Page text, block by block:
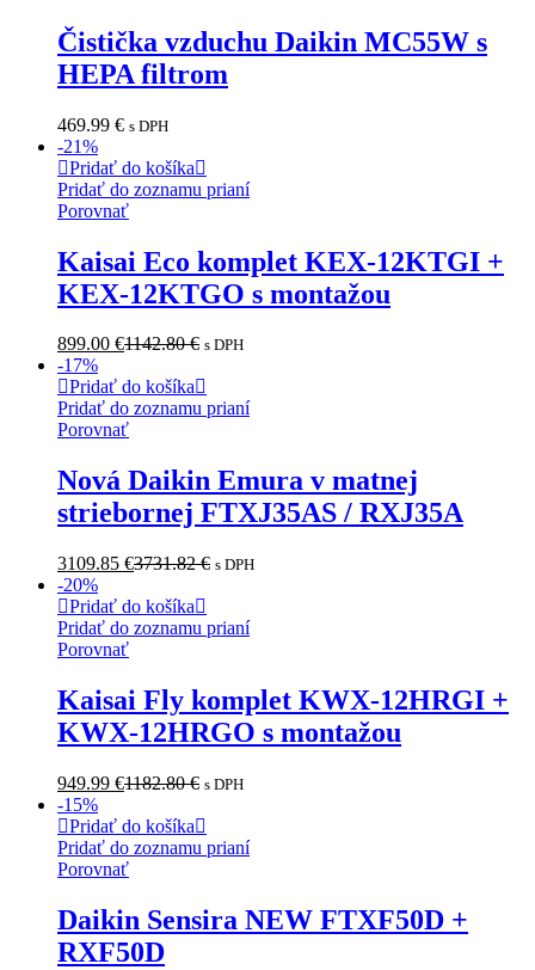
Čistička vzduchu Daikin MC55W s
HEPA filtrom
469.99 € s DPH
-21%
Pridať do košíka
Pridať do zoznamu prianí
Porovnať
Kaisai Eco komplet KEX-12KTGI +
KEX-12KTGO s montažou
899.00 €1142.80€ s DPH
-17%
Pridať do košíka
Pridať do zoznamu prianí
Porovnať
Nová Daikin Emura v matnej
striebornej FTXJ35AS / RXJ35A
3109.85 €3731.82€ s DPH
-20%
Pridať do košíka
Pridať do zoznamu prianí
Porovnať
Kaisai Fly komplet KWX-12HRGI +
KWX-12HRGO s montažou
949.99 €1182.80€ s DPH
-15%
Pridať do košíka
Pridať do zoznamu prianí
Porovnať
Daikin Sensira NEW FTXF50D +
RXF50D